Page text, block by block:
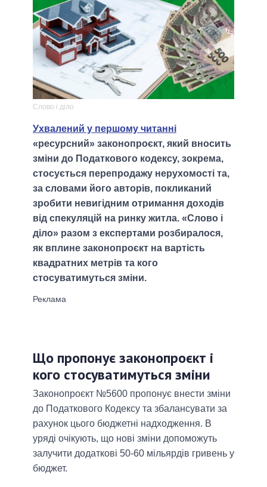
Слово і діло
Ухвалений у першому читанні
«ресурсний» законопроєкт, який вносить
зміни до Податкового кодексу, зокрема,
стосується перепродажу нерухомості та,
за словами його авторів, покликаний
зробити невигідним отримання доходів
від спекуляцій на ринку житла. «Слово і
діло» разом з експертами розбиралося,
як вплине законопроєкт на вартість
квадратних метрів та кого
стосуватимуться зміни.
Що пропонує законопроєкт і
кого стосуватимуться зміни
Законопроєкт №5600 пропонує внести зміни
до Податкового Кодексу та збалансувати за
рахунок цього бюджетні надходження. В
уряді очікують, що нові зміни допоможуть
залучити додаткові 50-60 мільярдів гривень у
бюджет.